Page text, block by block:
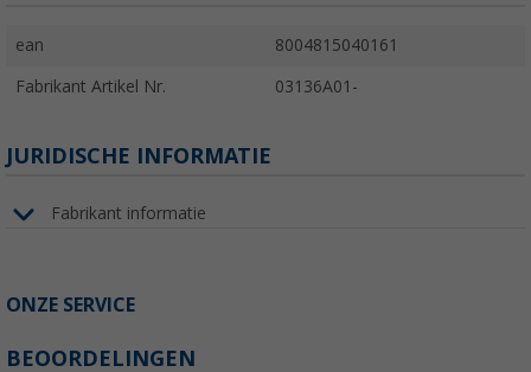
ean 8004815040161
Fabrikant Artikel Nr. 03136A01-
JURIDISCHE INFORMATIE
Fabrikant informatie
ONZE SERVICE
BEOORDELINGEN